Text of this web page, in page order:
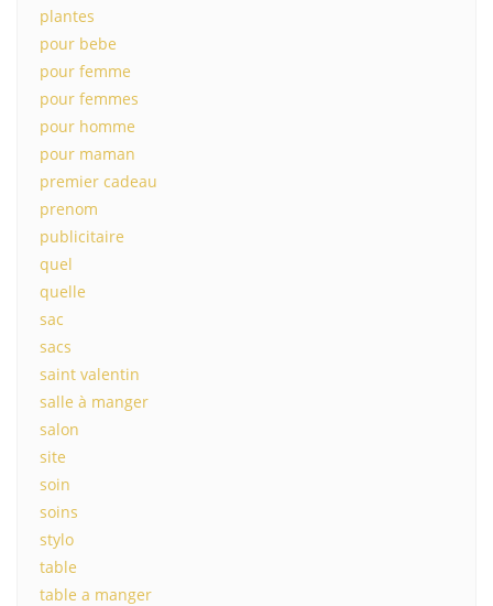
plantes
pour bebe
pour femme
pour femmes
pour homme
pour maman
premier cadeau
prenom
publicitaire
quel
quelle
sac
sacs
saint valentin
salle à manger
salon
site
soin
soins
stylo
table
table a manger